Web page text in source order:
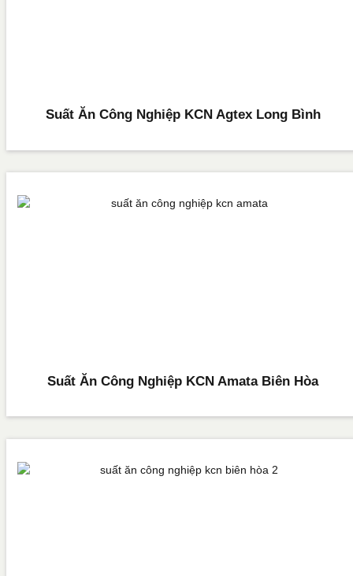
Suất Ăn Công Nghiệp KCN Agtex Long Bình
Suất Ăn Công Nghiệp KCN Amata Biên Hòa